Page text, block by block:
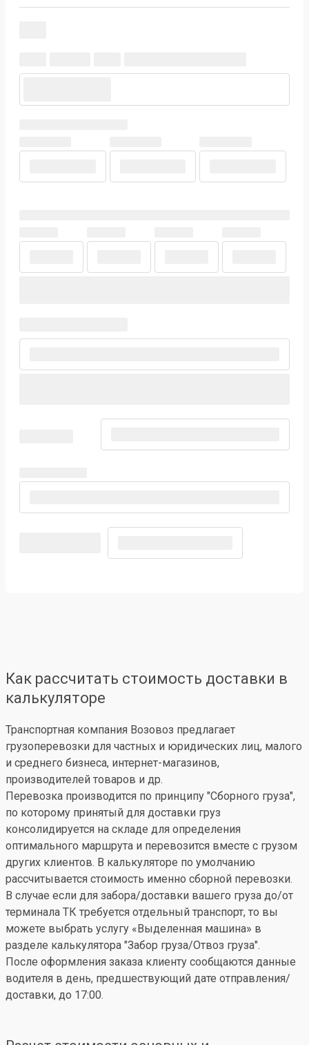
Как рассчитать стоимость доставки в
калькуляторе
Транспортная компания Возовоз предлагает
грузоперевозки для частных и юридических лиц, малого
и среднего бизнеса, интернет-магазинов,
производителей товаров и др.
Перевозка производится по принципу "Сборного груза",
по которому принятый для доставки груз
консолидируется на складе для определения
оптимального маршрута и перевозится вместе с грузом
других клиентов. В калькуляторе по умолчанию
рассчитывается стоимость именно сборной перевозки.
В случае если для забора/доставки вашего груза до/от
терминала ТК требуется отдельный транспорт, то вы
можете выбрать услугу «Выделенная машина» в
разделе калькулятора "Забор груза/Отвоз груза".
После оформления заказа клиенту сообщаются данные
водителя в день, предшествующий дате отправления/
доставки, до 17:00.